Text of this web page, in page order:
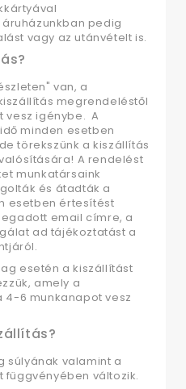
pedig
vagy az utánvételt is.
van, a
megrendeléstől
vesz igénybe. A
minden esetben
törekszünk a kiszállítás
A rendelést
munkatársaink
és átadták a
esetben értesítést
email címre, a
ad tájékoztatást a
esetén a kiszállítást
amely a
6 munkanapot vesz
súlyának valamint a
változik.